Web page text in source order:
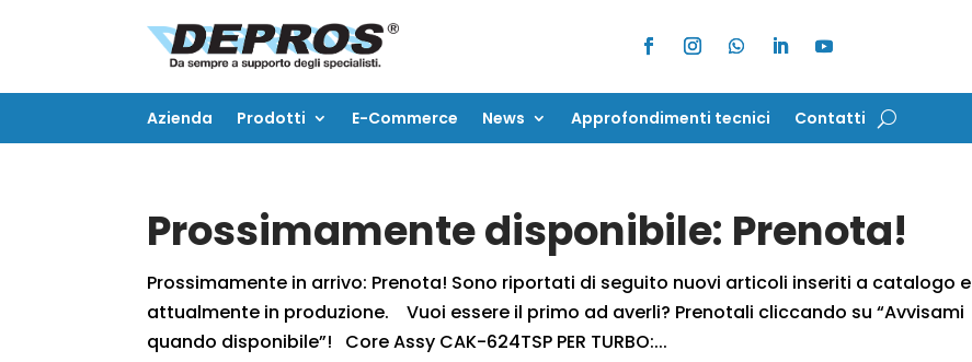
Azienda Prodotti E-Commerce News Approfondimenti tecnici Contatti
Azienda Prodotti E-Commerce News Approfondimenti tecnici Contatti
Prossimamente disponibile: Prenota!
Prossimamente in arrivo: Prenota! Sono riportati di seguito nuovi articoli inseriti a catalogo e
attualmente in produzione. Vuoi essere il primo ad averli? Prenotali cliccando su “Avvisami
quando disponibile”! Core Assy CAK-624TSP PER TURBO:...